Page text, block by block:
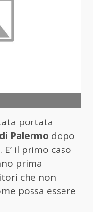
portata
Palermo dopo
. E’ il primo caso
prima
che non
possa essere